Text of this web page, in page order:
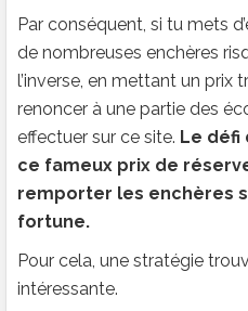
Par conséquent, si tu mets
de nombreuses enchères
l’inverse, en mettant un prix
renoncer à une partie des
effectuer sur ce site. Le défi
ce fameux prix de
remporter les enchères
fortune.
Pour cela, une stratégie
intéressante.